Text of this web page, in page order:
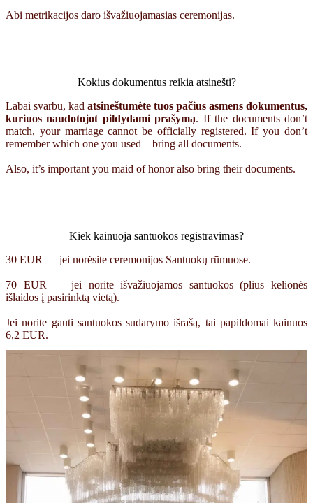
Abi metrikacijos daro išvažiuojamasias ceremonijas.
Kokius dokumentus reikia atsinešti?
Labai svarbu, kad atsineštumėte tuos pačius asmens dokumentus,
kuriuos naudotojot pildydami prašymą. If the documents don’t
match, your marriage cannot be officially registered. If you don’t
remember which one you used – bring all documents.
Also, it’s important you maid of honor also bring their documents.
Kiek kainuoja santuokos registravimas?
30 EUR — jei norėsite ceremonijos Santuokų rūmuose.
70 EUR — jei norite išvažiuojamos santuokos (plius kelionės
išlaidos į pasirinktą vietą).
Jei norite gauti santuokos sudarymo išrašą, tai papildomai kainuos
6,2 EUR.